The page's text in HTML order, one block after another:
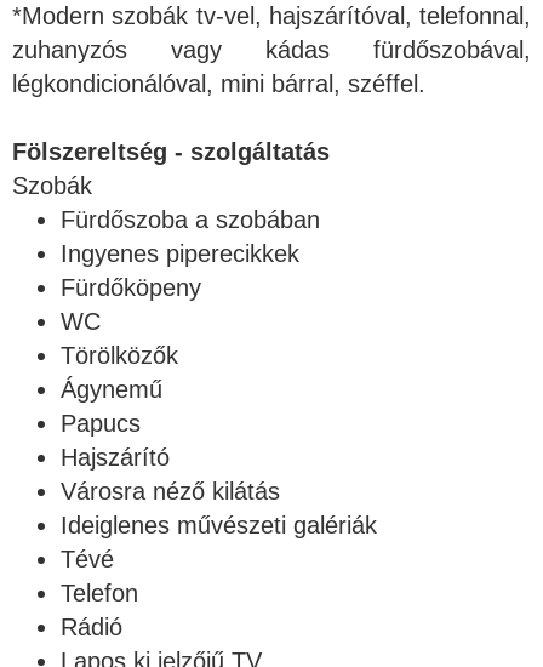
*Modern szobák tv-vel, hajszárítóval, telefonnal,
zuhanyzós vagy kádas fürdőszobával,
légkondicionálóval, mini bárral, széffel.
Fölszereltség - szolgáltatás
Szobák
Fürdőszoba a szobában
Ingyenes piperecikkek
Fürdőköpeny
WC
Törölközők
Ágynemű
Papucs
Hajszárító
Városra néző kilátás
Ideiglenes művészeti galériák
Tévé
Telefon
Rádió
Lapos ki jelzőjű TV